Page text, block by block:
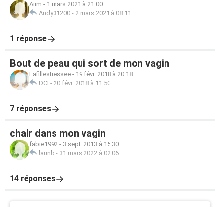
Aiim - 1 mars 2021 à 21:00
Andy31200 - 2 mars 2021 à 08:11
1 réponse
Bout de peau qui sort de mon vagin
Lafillestressee - 19 févr. 2018 à 20:18
DCI - 20 févr. 2018 à 11:50
7 réponses
chair dans mon vagin
fabie1992 - 3 sept. 2013 à 15:30
launb - 31 mars 2022 à 02:06
14 réponses